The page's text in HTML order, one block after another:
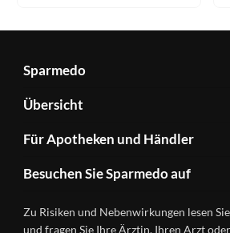
Sparmedo
Über
Sparmedo
FAQ
Kontakt
Datenschutz
Nutzungsbedingungen
Übersicht
Herstellerverzeichnis
Produkte
A-
Ratgeber
Für Apotheken und Händler
&
Händlerlogin
Besuchen Sie Sparmedo auf
Instagram
Zu Risiken und Nebenwirkungen lesen
und fragen Sie Ihre Ärztin, Ihren Arzt